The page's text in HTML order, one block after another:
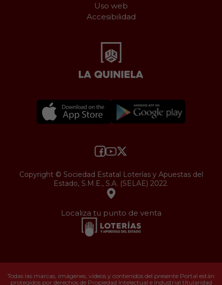
Uso web
Accesibilidad
Copyright © Sociedad Estatal Loterías y Apuestas del
Estado, S.M.E., S.A. (SELAE) 2022.
Localiza tu punto de venta
Todas las marcas, imágenes, vídeos y contenidos del presente Portal están
protegidos por derechos de Propiedad Intelectual e Industrial titularidad